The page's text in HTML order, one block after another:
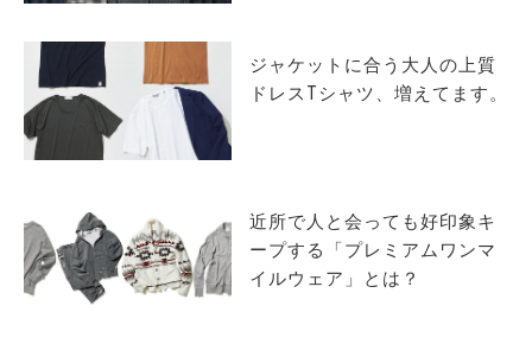
ジャケットに合う大人の上質
ドレスTシャツ、増えてます。
近所で人と会っても好印象キ
ープする「プレミアムワンマ
イルウェア」とは？
サイトマップ